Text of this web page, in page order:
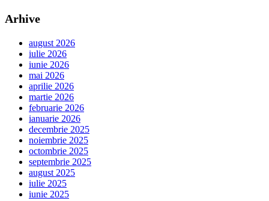
Arhive
august 2026
iulie 2026
iunie 2026
mai 2026
aprilie 2026
martie 2026
februarie 2026
ianuarie 2026
decembrie 2025
noiembrie 2025
octombrie 2025
septembrie 2025
august 2025
iulie 2025
iunie 2025